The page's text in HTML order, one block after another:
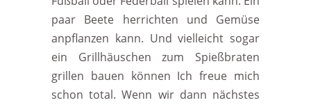
paar Beete herrichten und Gemüse
anpflanzen kann. Und vielleicht sogar
ein Grillhäuschen zum Spießbraten
grillen bauen können Ich freue mich
schon total. Wenn wir dann nächstes